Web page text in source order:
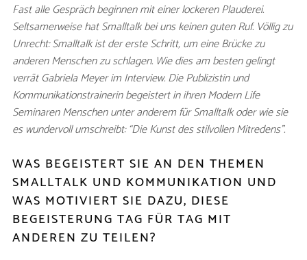
Fast alle Gespräch beginnen mit einer lockeren Plauderei.
Seltsamerweise hat Smalltalk bei uns keinen guten Ruf. Völlig zu
Unrecht: Smalltalk ist der erste Schritt, um eine Brücke zu
anderen Menschen zu schlagen. Wie dies am besten gelingt
verrät Gabriela Meyer im Interview. Die Publizistin und
Kommunikationstrainerin begeistert in ihren Modern Life
Seminaren Menschen unter anderem für Smalltalk oder wie sie
es wundervoll umschreibt: “Die Kunst des stilvollen Mitredens”.
WAS BEGEISTERT SIE AN DEN THEMEN
SMALLTALK UND KOMMUNIKATION UND
WAS MOTIVIERT SIE DAZU, DIESE
BEGEISTERUNG TAG FÜR TAG MIT
ANDEREN ZU TEILEN?